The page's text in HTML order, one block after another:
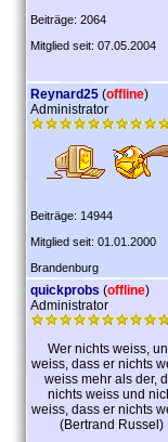
Beiträge: 2064
Mitglied seit: 07.05.2004
Reynard25 (offline)
Administrator
Beiträge: 14944
Mitglied seit: 01.01.2000
Brandenburg
quickprobs (offline)
Administrator
Wer nichts weiss,
weiss, dass er nichts
weiss mehr als der,
nichts weiss und
weiss, dass er nichts
(Bertrand Russel)